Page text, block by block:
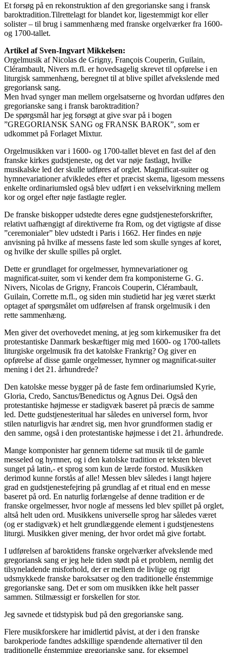
Et forsøg på en rekonstruktion af den gregorianske sang i fransk
baroktradition.Tilrettelagt for blandet kor, ligestemmigt kor eller
solister – til brug i sammenhæng med franske orgelværker fra 1600-
og 1700-tallet.
Artikel af Sven-Ingvart Mikkelsen:
Orgelmusik af Nicolas de Grigny, François Couperin, Guilain,
Clérambault, Nivers m.fl. er hovedsagelig skrevet til opførelse i en
liturgisk sammenhæng, beregnet til at blive spillet afvekslende med
gregoriansk sang.
Men hvad synger man mellem orgelsatserne og hvordan udføres den
gregorianske sang i fransk baroktradition?
De spørgsmål har jeg forsøgt at give svar på i bogen
”GREGORIANSK SANG og FRANSK BAROK”, som er
udkommet på Forlaget Mixtur.
Orgelmusikken var i 1600- og 1700-tallet blevet en fast del af den
franske kirkes gudstjeneste, og det var nøje fastlagt, hvilke
musikalske led der skulle udføres af orglet. Magnificat-suiter og
hymnevariationer afvikledes efter et præcist skema, ligesom messens
enkelte ordinariumsled også blev udført i en vekselvirkning mellem
kor og orgel efter nøje fastlagte regler.
De franske biskopper udstedte deres egne gudstjenesteforskrifter,
relativt uafhængigt af direktiverne fra Rom, og det vigtigste af disse
”ceremonialer” blev udstedt i Paris i 1662. Her findes en nøje
anvisning på hvilke af messens faste led som skulle synges af koret,
og hvilke der skulle spilles på orglet.
Dette er grundlaget for orgelmesser, hymnevariationer og
magnificat-suiter, som vi kender dem fra komponisterne G. G.
Nivers, Nicolas de Grigny, Francois Couperin, Clérambault,
Guilain, Corrette m.fl., og siden min studietid har jeg været stærkt
optaget af spørgsmålet om udførelsen af fransk orgelmusik i den
rette sammenhæng.
Men giver det overhovedet mening, at jeg som kirkemusiker fra det
protestantiske Danmark beskæftiger mig med 1600- og 1700-tallets
liturgiske orgelmusik fra det katolske Frankrig? Og giver en
opførelse af disse gamle orgelmesser, hymner og magnificat-suiter
mening i det 21. århundrede?
Den katolske messe bygger på de faste fem ordinariumsled Kyrie,
Gloria, Credo, Sanctus/Benedictus og Agnus Dei. Også den
protestantiske højmesse er stadigvæk baseret på præcis de samme
led. Dette gudstjenesteritual har således en universel form, hvor
stilen naturligvis har ændret sig, men hvor grundformen stadig er
den samme, også i den protestantiske højmesse i det 21. århundrede.
Mange komponister har gennem tiderne sat musik til de gamle
messeled og hymner, og i den katolske tradition er teksten blevet
sunget på latin,- et sprog som kun de lærde forstod. Musikken
derimod kunne forstås af alle! Messen blev således i langt højere
grad en gudstjenestefejring på grundlag af et ritual end en messe
baseret på ord. En naturlig forlængelse af denne tradition er de
franske orgelmesser, hvor nogle af messens led blev spillet på orglet,
altså helt uden ord. Musikkens universelle sprog har således været
(og er stadigvæk) et helt grundlæggende element i gudstjenestens
liturgi. Musikken giver mening, der hvor ordet må give fortabt.
I udførelsen af baroktidens franske orgelværker afvekslende med
gregoriansk sang er jeg hele tiden stødt på et problem, nemlig det
tilsyneladende misforhold, der er mellem de livlige og rigt
udsmykkede franske baroksatser og den traditionelle énstemmige
gregorianske sang. Det er som om musikken ikke helt passer
sammen. Stilmæssigt er forskellen for stor.
Jeg savnede et tidstypisk bud på den gregorianske sang.
Flere musikforskere har imidlertid påvist, at der i den franske
barokperiode fandtes adskillige spændende alternativer til den
traditionelle énstemmige gregorianske sang, for eksempel